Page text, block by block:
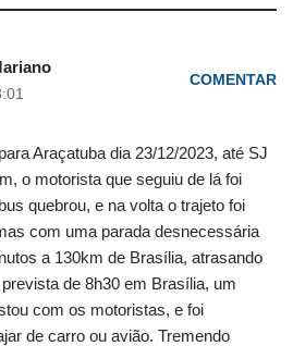
COMENTAR
Araçatuba dia 23/12/2023, até SJ
o motorista que seguiu de lá foi
quebrou, e na volta o trajeto foi
com uma parada desnecessária
a 130km de Brasília, atrasando
de 8h30 em Brasília, um
com os motoristas, e foi
de carro ou avião. Tremendo